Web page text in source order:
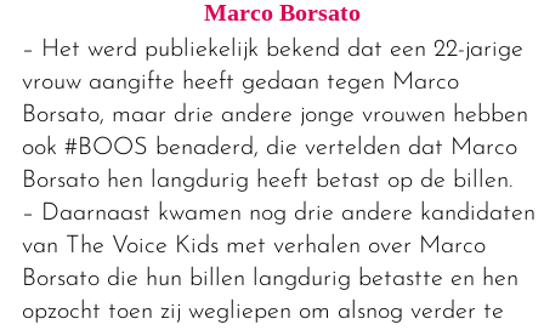
Marco Borsato
– Het werd publiekelijk bekend dat een 22-jarige
vrouw aangifte heeft gedaan tegen Marco
Borsato, maar drie andere jonge vrouwen hebben
ook #BOOS benaderd, die vertelden dat Marco
Borsato hen langdurig heeft betast op de billen.
– Daarnaast kwamen nog drie andere kandidaten
van The Voice Kids met verhalen over Marco
Borsato die hun billen langdurig betastte en hen
opzocht toen zij wegliepen om alsnog verder te